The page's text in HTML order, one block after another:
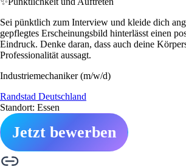
Sei pünktlich zum Interview und kleide dich
gepflegtes Erscheinungsbild hinterlässt einen
Eindruck. Denke daran, dass auch deine
Professionalität aussagt.
Industriemechaniker (m/w/d)
Randstad Deutschland
Standort: Essen
Jetzt bewerben